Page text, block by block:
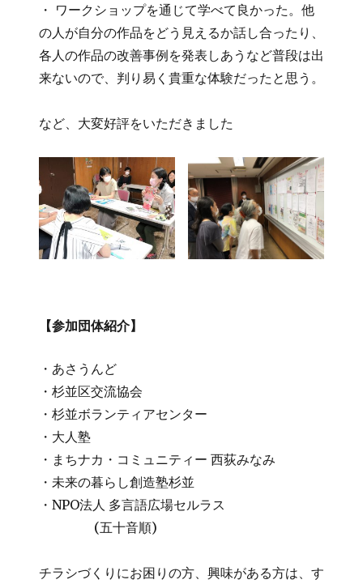
・ ワークショップを通じて学べて良かった。他
の人が自分の作品をどう見えるか話し合ったり、
各人の作品の改善事例を発表しあうなど普段は出
来ないので、判り易く貴重な体験だったと思う。
など、大変好評をいただきました
【参加団体紹介】
・あさうんど
・杉並区交流協会
・杉並ボランティアセンター
・大人塾
・まちナカ・コミュニティー 西荻みなみ
・未来の暮らし創造塾杉並
・NPO法人 多言語広場セルラス
(五十音順)
チラシづくりにお困りの方、興味がある方は、す